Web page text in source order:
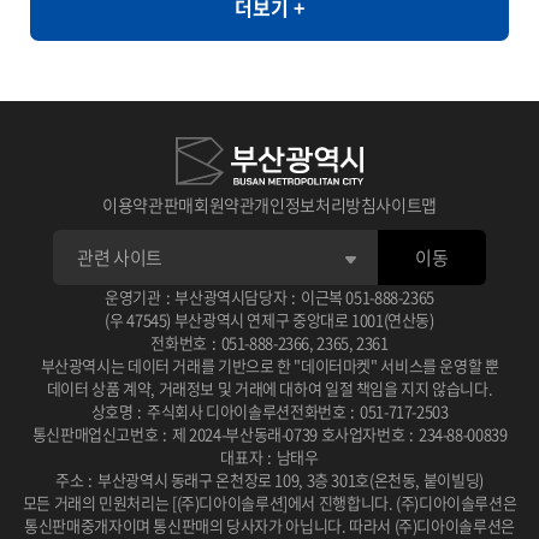
와 같이 민감한 정보의 활용도가 제한되는 환경에서도 안전하게 고품
질의 데이터 분석을 지원할 수 있습니다. [개요] - 한국인의 자가 정신
유형 코드 - 자기진단 우울 - 자기진단 불안 - 자기진단 스트레스 - 자
기진단 외상후점수 - 상담사 진단 우울 - 상담사 진단 불안 - 상담사 진
에서 주요우울장애 선별을 위한 PHQ-2/PHQ-9 연속선별검사의 유
용성 연구 목적: 일차의료 환경에서 PHQ-2와 PHQ-9를 연속적으로
사용하는 선별검사의 효율성과 정확성을 평가 사용 데이터: 2010년
2월부터 6월까지 일개 대학병원 외래환자 201명을 대상으로 PHQ-
2, PHQ-9, BDI 설문조사 및 DSM-IV 기준에 따른 주치의 면담 주요
결과: PHQ-2/PHQ-9 연속선별검사는 단독 시행보다 진단 정확도가
높고 소요 시간이 적어 일차진료에서 우울증 선별에 유용한 도구로
확인됨 DOI / 링크: 논문 보기 � 뇌교육 기반 명상과 응용근신경학
더보기 +
이용약관판매회원약관개인정보처리방침사이트맵
운영기관 : 부산광역시담당자 : 이근복051-888-2365
(우 47545) 부산광역시 연제구 중앙대로 1001(연산동)
전화번호 : 051-888-2366, 2365, 2361
부산광역시는 데이터 거래를 기반으로 한 "데이터마켓" 서비스를 운영할 뿐
데이터 상품 계약, 거래정보 및 거래에 대하여 일절 책임을 지지 않습니다.
상호명 : 주식회사 디아이솔루션전화번호 : 051-717-2503
통신판매업신고번호 : 제 2024-부산동래-0739 호사업자번호 : 234-88-00839
대표자 : 남태우
주소 : 부산광역시 동래구 온천장로 109, 3층 301호(온천동, 붙이빌딩)
모든 거래의 민원처리는 [(주)디아이솔루션]에서 진행합니다. (주)디아이솔루션은
통신판매중개자이며 통신판매의 당사자가 아닙니다. 따라서 (주)디아이솔루션은
이동